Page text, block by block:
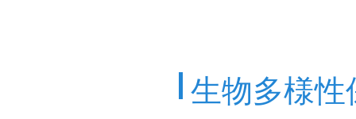
生物多様性